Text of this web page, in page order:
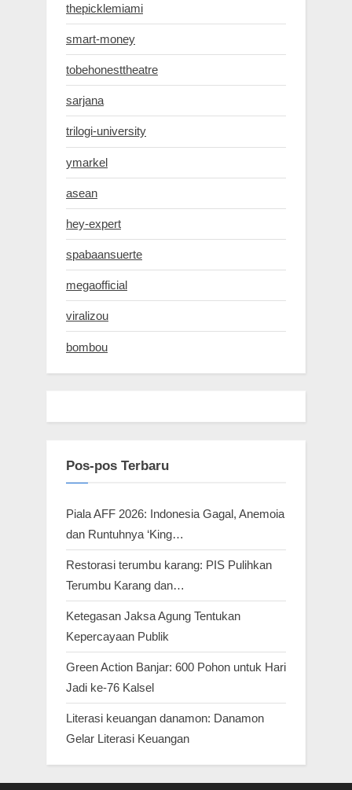
thepicklemiami
smart-money
tobehonesttheatre
sarjana
trilogi-university
ymarkel
asean
hey-expert
spabaansuerte
megaofficial
viralizou
bombou
Pos-pos Terbaru
Piala AFF 2026: Indonesia Gagal, Anemoia
dan Runtuhnya ‘King…
Restorasi terumbu karang: PIS Pulihkan
Terumbu Karang dan…
Ketegasan Jaksa Agung Tentukan
Kepercayaan Publik
Green Action Banjar: 600 Pohon untuk Hari
Jadi ke-76 Kalsel
Literasi keuangan danamon: Danamon
Gelar Literasi Keuangan